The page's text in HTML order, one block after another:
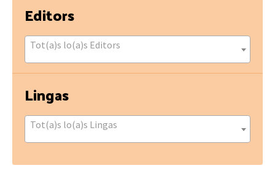
Editors
Tot(a)s lo(a)s Editors
Lingas
Tot(a)s lo(a)s Lingas